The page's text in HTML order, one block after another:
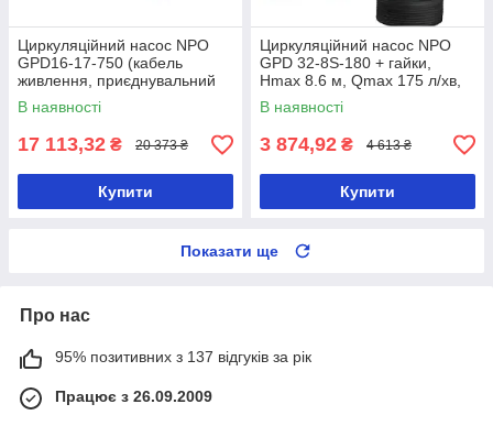
Циркуляційний насос NPO
GPD16-17-750 (кабель
живлення, приєднувальний
комплект) — 4823121301971
В наявності
17 113,32 ₴ 20 373 ₴
Купити
Циркуляційний насос NPO
GPD 32-8S-180 + гайки,
Hmax 8.6 м, Qmax 175 л/хв,
280 Вт (4823121302640)
В наявності
3 874,92 ₴ 4 613 ₴
Купити
Показати ще
Про нас
95% позитивних з 137 відгуків за рік
Працює з 26.09.2009